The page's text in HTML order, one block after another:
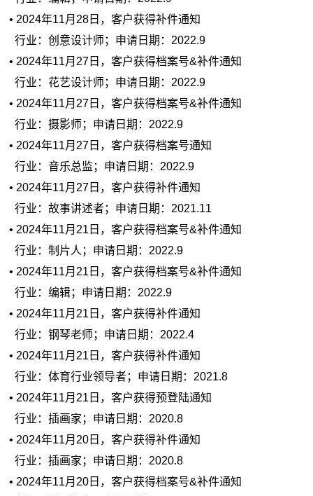
• 2024年11月28日，客户获得补件通知
行业：创意设计师；申请日期：2022.9
• 2024年11月27日，客户获得档案号&补件通知
行业：花艺设计师；申请日期：2022.9
• 2024年11月27日，客户获得档案号&补件通知
行业：摄影师；申请日期：2022.9
• 2024年11月27日，客户获得档案号通知
行业：音乐总监；申请日期：2022.9
• 2024年11月27日，客户获得补件通知
行业：故事讲述者；申请日期：2021.11
• 2024年11月21日，客户获得档案号&补件通知
行业：制片人；申请日期：2022.9
• 2024年11月21日，客户获得档案号&补件通知
行业：编辑；申请日期：2022.9
• 2024年11月21日，客户获得补件通知
行业：钢琴老师；申请日期：2022.4
• 2024年11月21日，客户获得补件通知
行业：体育行业领导者；申请日期：2021.8
• 2024年11月21日，客户获得预登陆通知
行业：插画家；申请日期：2020.8
• 2024年11月20日，客户获得补件通知
行业：插画家；申请日期：2020.8
• 2024年11月20日，客户获得档案号&补件通知